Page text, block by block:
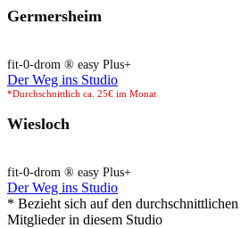
Germersheim
fit-0-drom ® easy Plus+
Der Weg ins Studio
*Durchschnittlich ca. 25€ im Monat
Wiesloch
fit-0-drom ® easy Plus+
Der Weg ins Studio
* Bezieht sich auf den durchschnittlichen
Mitglieder in diesem Studio